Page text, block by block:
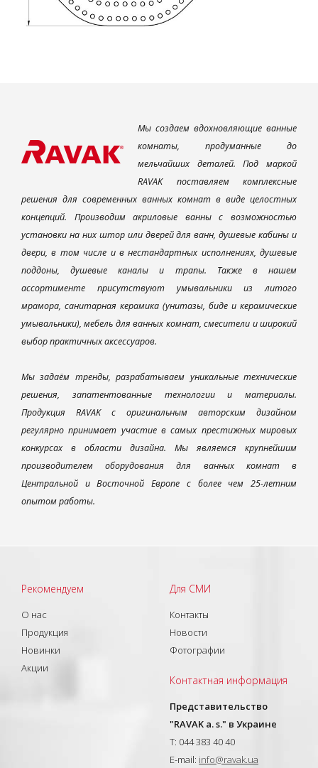
Мы создаем вдохновляющие ванные
комнаты, продуманные до
мельчайших деталей. Под маркой
RAVAK поставляем комплексные
решения для современных ванных комнат в виде целостных
концепций. Производим акриловые ванны с возможностью
установки на них штор или дверей для ванн, душевые кабины и
двери, в том числе и в нестандартных исполнениях, душевые
поддоны, душевые каналы и трапы. Также в нашем
ассортименте присутствуют умывальники из литого
мрамора, санитарная керамика (унитазы, биде и керамические
умывальники), мебель для ванных комнат, смесители и широкий
выбор практичных аксессуаров.
Мы задаём тренды, разрабатываем уникальные технические
решения, запатентованные технологии и материалы.
Продукция RAVAK с оригинальным авторским дизайном
регулярно принимает участие в самых престижных мировых
конкурсах в области дизайна. Мы являемся крупнейшим
производителем оборудования для ванных комнат в
Центральной и Восточной Европе с более чем 25-летним
опытом работы.
Рекомендуем
О нас
Продукция
Новинки
Акции
Для СМИ
Контакты
Новости
Фотографии
Контактная информация
Представительство
"RAVAK a. s." в Украине
T: 044 383 40 40
E-mail: info@ravak.ua